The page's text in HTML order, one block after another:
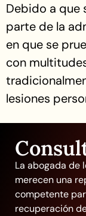
Debido a que
parte de la
en que se
con
lesiones
La abogada de
merecen una
competente
recuperación